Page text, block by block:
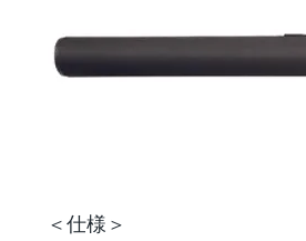
＜仕様＞